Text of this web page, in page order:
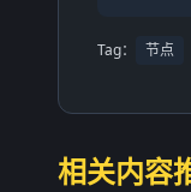
Tag： 节点
相关内容